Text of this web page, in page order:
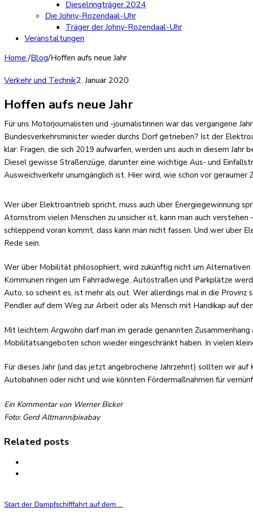
Dieselringträger 2024
Die Johny-Rozendaal-Uhr
Träger der Johny-Rozendaal-Uhr
Veranstaltungen
Home/Blog/Hoffen aufs neue Jahr
Verkehr und Technik2. Januar 2020
Hoffen aufs neue Jahr
Für uns Motorjournalisten und -journalistinnen war das vergangene
Bundesverkehrsminister wieder durchs Dorf getrieben? Ist der
klar: Fragen, die sich 2019 aufwarfen, werden uns auch in diesem
Diesel gewisse Straßenzüge, darunter eine wichtige Aus- und
Ausweichverkehr unumgänglich ist. Hier wird, wie schon vor
Wer über Elektroantrieb spricht, muss auch über Energiegewinnung
Atomstrom vielen Menschen zu unsicher ist, kann man auch
schleppend voran kommt, dass kann man nicht fassen. Und wer über
Rede sein.
Wer über Mobilität philosophiert, wird zukünftig nicht um
Kommunen ringen um Fahrradwege, Autostraßen und Parkplätze
Auto, so scheint es, ist mehr als out. Wer allerdings mal in die
Pendler auf dem Weg zur Arbeit oder als Mensch mit Handikap auf
Mit leichtem Argwohn darf man im gerade genannten
Mobilitätsangeboten schon wieder eingeschränkt haben. In vielen
Für dieses Jahr (und das jetzt angebrochene Jahrzehnt) sollten wir
Autobahnen oder nicht und wie könnten Fördermaßnahmen für
Ein Kommentar von Werner Bicker
Foto: Gerd Altmann/pixabay
Related posts
Start der Dampfschifffahrt auf dem…